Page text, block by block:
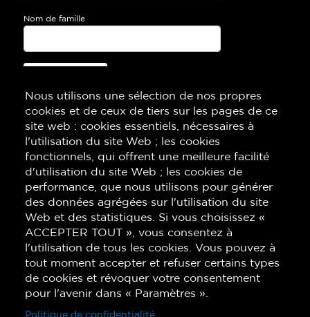
Nous utilisons une sélection de nos propres
cookies et de ceux de tiers sur les pages de ce
site web : cookies essentiels, nécessaires à
l'utilisation du site Web ; les cookies
fonctionnels, qui offrent une meilleure facilité
d'utilisation du site Web ; les cookies de
performance, que nous utilisons pour générer
des données agrégées sur l'utilisation du site
Web et des statistiques. Si vous choisissez «
ACCEPTER TOUT », vous consentez à
l'utilisation de tous les cookies. Vous pouvez à
tout moment accepter et refuser certains types
de cookies et révoquer votre consentement
pour l'avenir dans « Paramètres ».
Politique de confidentialité
Nom de famille